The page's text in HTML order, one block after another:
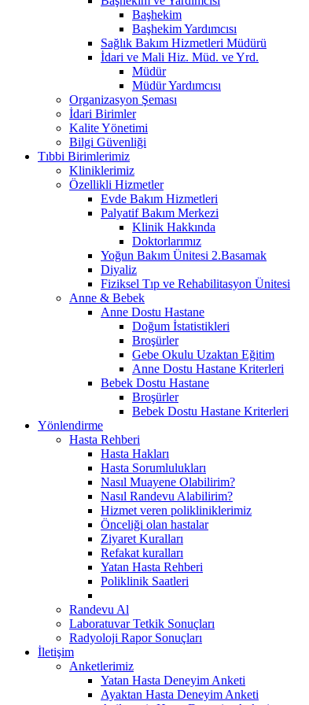
Başhekim
Başhekim Yardımcısı
Sağlık Bakım Hizmetleri Müdürü
İdari ve Mali Hiz. Müd. ve Yrd.
Müdür
Müdür Yardımcısı
Organizasyon Şeması
İdari Birimler
Kalite Yönetimi
Bilgi Güvenliği
Tıbbi Birimlerimiz
Kliniklerimiz
Özellikli Hizmetler
Evde Bakım Hizmetleri
Palyatif Bakım Merkezi
Klinik Hakkında
Doktorlarımız
Yoğun Bakım Ünitesi 2.Basamak
Diyaliz
Fiziksel Tıp ve Rehabilitasyon Ünitesi
Anne & Bebek
Anne Dostu Hastane
Doğum İstatistikleri
Broşürler
Gebe Okulu Uzaktan Eğitim
Anne Dostu Hastane Kriterleri
Bebek Dostu Hastane
Broşürler
Bebek Dostu Hastane Kriterleri
Yönlendirme
Hasta Rehberi
Hasta Hakları
Hasta Sorumlulukları
Nasıl Muayene Olabilirim?
Nasıl Randevu Alabilirim?
Hizmet veren polikliniklerimiz
Önceliği olan hastalar
Ziyaret Kuralları
Refakat kuralları
Yatan Hasta Rehberi
Poliklinik Saatleri
Randevu Al
Laboratuvar Tetkik Sonuçları
Radyoloji Rapor Sonuçları
İletişim
Anketlerimiz
Yatan Hasta Deneyim Anketi
Ayaktan Hasta Deneyim Anketi